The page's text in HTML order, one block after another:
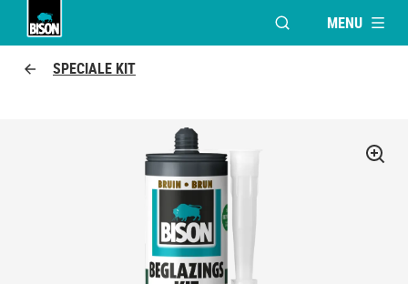
VENSTER OPENEN
MENU
SPECIALE KIT